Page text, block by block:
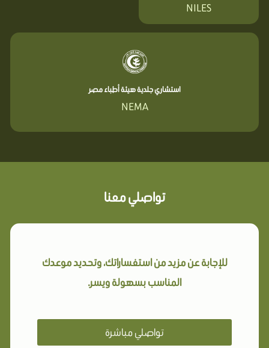
NILES
استشاري جلدية هيئة أطباء مصر
NEMA
تواصلي معنا
للإجابة عن مزيد من استفساراتك، وتحديد موعدك
المناسب بسهولة ويسر.
تواصلي مباشرة